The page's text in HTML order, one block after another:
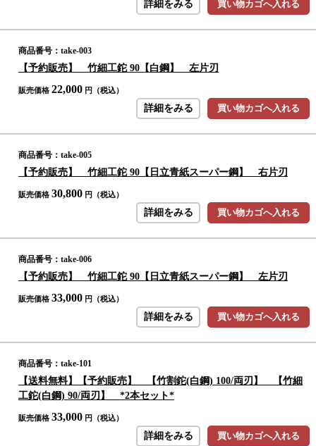
買い物カゴへ入れる
詳細をみる
商品番号：take-003
【予約販売】 竹細工鉈 90【白鋼】 左片刃
販売価格 22,000 円（税込）
買い物カゴへ入れる
詳細をみる
商品番号：take-005
【予約販売】 竹細工鉈 90【日立青紙スーパー鋼】 右片刃
販売価格 30,800 円（税込）
買い物カゴへ入れる
詳細をみる
商品番号：take-006
【予約販売】 竹細工鉈 90【日立青紙スーパー鋼】 左片刃
販売価格 33,000 円（税込）
買い物カゴへ入れる
詳細をみる
商品番号：take-101
【送料無料】【予約販売】 【竹割鉈(白鋼) 100/両刃】 【竹細
工鉈(白鋼) 90/両刃】 *2本セット*
販売価格 33,000 円（税込）
買い物カゴへ入れる
詳細をみる